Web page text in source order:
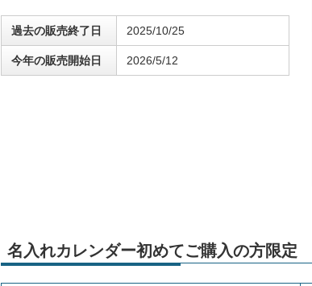
過去の販売終了日 2025/10/25
今年の販売開始日 2026/5/12
名入れカレンダー初めてご購入の方限定